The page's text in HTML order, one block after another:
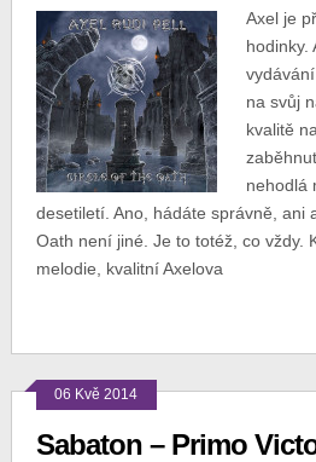
Axel je
hodinky.
na svůj
kvalitě
nehodlá
desetiletí. Ano, hádáte správně, ani
Oath není jiné. Je to totéž, co vždy.
melodie, kvalitní Axelova
06 Kvě 2014
Sabaton – Primo